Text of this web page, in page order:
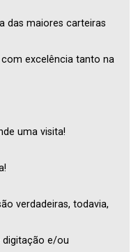
das maiores carteiras
excelência tanto na
uma visita!
verdadeiras, todavia,
digitação e/ou